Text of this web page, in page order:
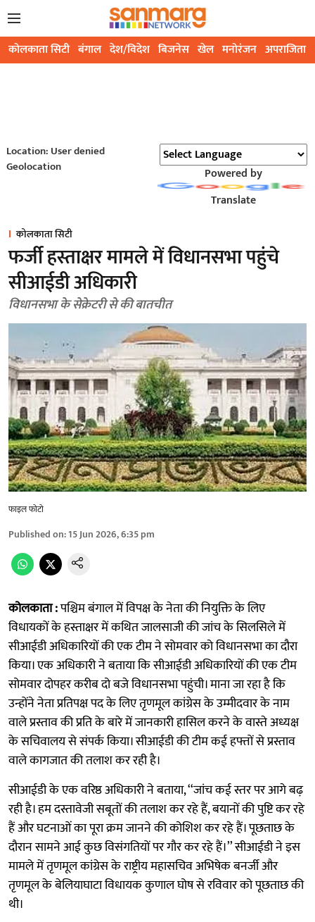
कोलकाता सिटी बंगाल देश/विदेश बिजनेस खेल मनोरंजन अपराजिता
Location: User denied
Geolocation
Powered by
Translate
कोलकाता सिटी
फर्जी हस्ताक्षर मामले में विधानसभा पहुंचे
सीआईडी अधिकारी
विधानसभा के सेक्रेटरी से की बातचीत
फाइल फोटो
Published on:15 Jun 2026, 6:35 pm
कोलकाता :पश्चिम बंगाल में विपक्ष के नेता की नियुक्ति के लिए
विधायकों के हस्ताक्षर में कथित जालसाजी की जांच के सिलसिले में
सीआईडी अधिकारियों की एक टीम ने सोमवार को विधानसभा का दौरा
किया। एक अधिकारी ने बताया कि सीआईडी अधिकारियों की एक टीम
सोमवार दोपहर करीब दो बजे विधानसभा पहुंची। माना जा रहा है कि
उन्होंने नेता प्रतिपक्ष पद के लिए तृणमूल कांग्रेस के उम्मीदवार के नाम
वाले प्रस्ताव की प्रति के बारे में जानकारी हासिल करने के वास्ते अध्यक्ष
के सचिवालय से संपर्क किया। सीआईडी की टीम कई हफ्तों से प्रस्ताव
वाले कागजात की तलाश कर रही है।
सीआईडी के एक वरिष्ठ अधिकारी ने बताया, ‘‘जांच कई स्तर पर आगे बढ़
रही है। हम दस्तावेजी सबूतों की तलाश कर रहे हैं, बयानों की पुष्टि कर रहे
हैं और घटनाओं का पूरा क्रम जानने की कोशिश कर रहे हैं। पूछताछ के
दौरान सामने आई कुछ विसंगतियों पर गौर कर रहे हैं।’’ सीआईडी ने इस
मामले में तृणमूल कांग्रेस के राष्ट्रीय महासचिव अभिषेक बनर्जी और
तृणमूल के बेलियाघाटा विधायक कुणाल घोष से रविवार को पूछताछ की
थी।